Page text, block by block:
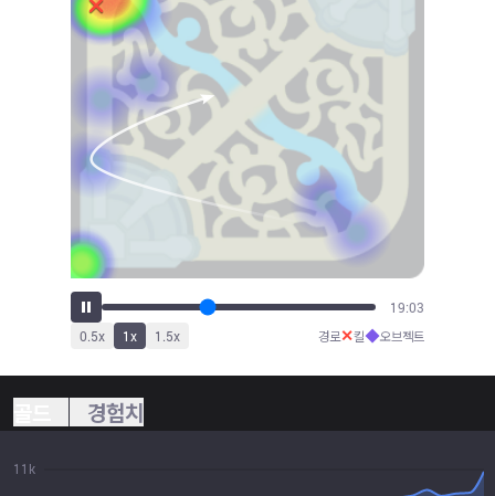
21:02
0.5x 1x 1.5x 경로✕킬◆오브젝트
경험치
11k